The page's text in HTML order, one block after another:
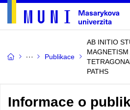
Publikace
AB INITIO
PATHS
Informace o